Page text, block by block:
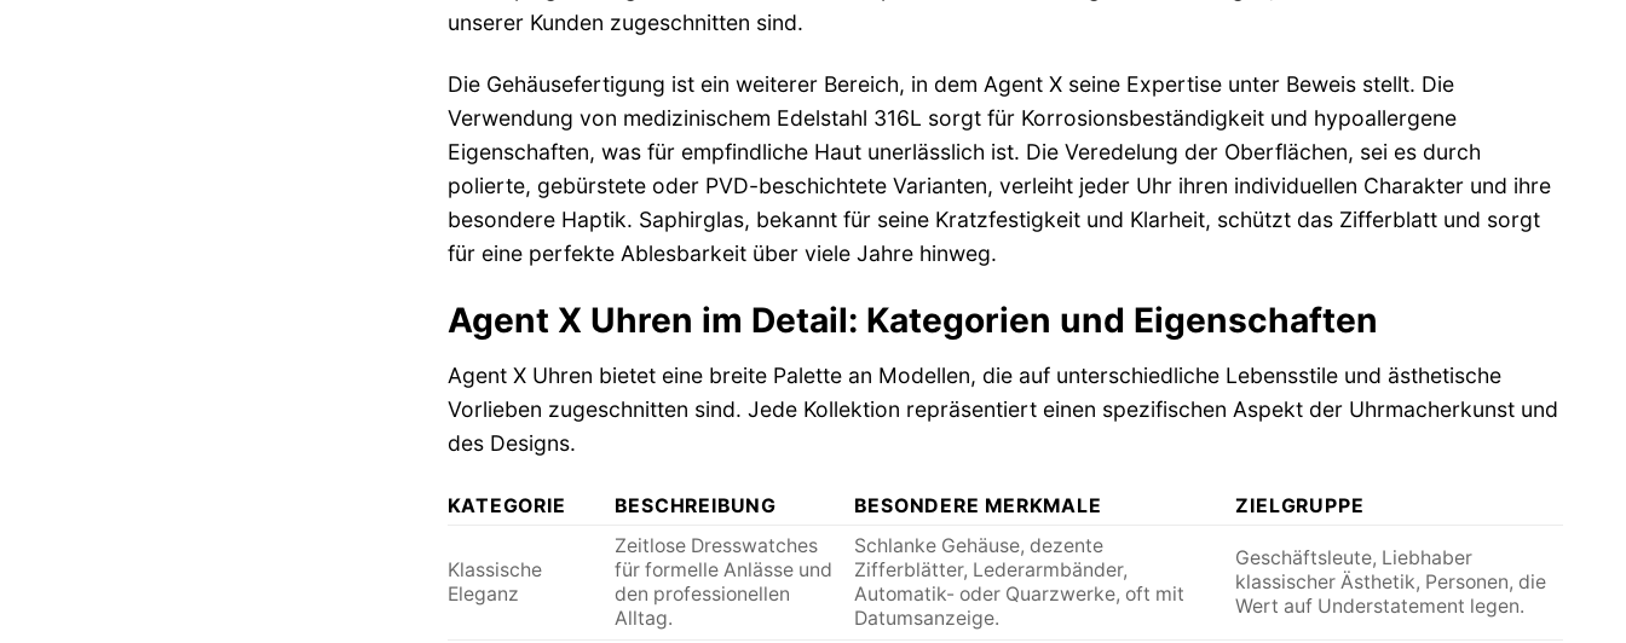
unserer Kunden zugeschnitten sind.
Die Gehäusefertigung ist ein weiterer Bereich, in dem Agent X seine Expertise unter Beweis stellt. Die
Verwendung von medizinischem Edelstahl 316L sorgt für Korrosionsbeständigkeit und hypoallergene
Eigenschaften, was für empfindliche Haut unerlässlich ist. Die Veredelung der Oberflächen, sei es durch
polierte, gebürstete oder PVD-beschichtete Varianten, verleiht jeder Uhr ihren individuellen Charakter und ihre
besondere Haptik. Saphirglas, bekannt für seine Kratzfestigkeit und Klarheit, schützt das Zifferblatt und sorgt
für eine perfekte Ablesbarkeit über viele Jahre hinweg.
Agent X Uhren im Detail: Kategorien und Eigenschaften
Agent X Uhren bietet eine breite Palette an Modellen, die auf unterschiedliche Lebensstile und ästhetische
Vorlieben zugeschnitten sind. Jede Kollektion repräsentiert einen spezifischen Aspekt der Uhrmacherkunst und
des Designs.
KATEGORIE BESCHREIBUNG BESONDERE MERKMALE ZIELGRUPPE
Klassische
Eleganz
Zeitlose Dresswatches
für formelle Anlässe und
den professionellen
Alltag.
Schlanke Gehäuse, dezente
Zifferblätter, Lederarmbänder,
Automatik- oder Quarzwerke, oft mit
Datumsanzeige.
Geschäftsleute, Liebhaber
klassischer Ästhetik, Personen, die
Wert auf Understatement legen.